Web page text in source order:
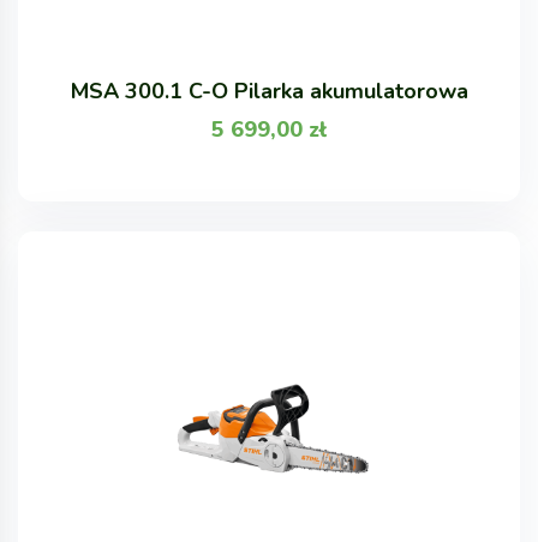
MSA 300.1 C-O Pilarka akumulatorowa
5 699,00 zł